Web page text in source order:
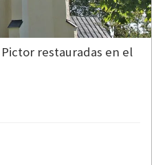
restauradas en el